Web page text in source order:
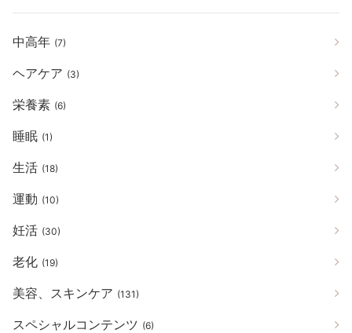
中高年 (7)
ヘアケア (3)
栄養素 (6)
睡眠 (1)
生活 (18)
運動 (10)
妊活 (30)
老化 (19)
美容、スキンケア (131)
スペシャルコンテンツ (6)